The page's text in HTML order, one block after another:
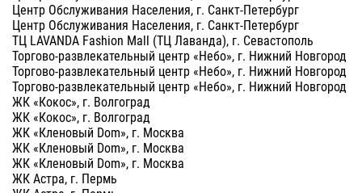
Центр Обслуживания Населения, г. Санкт-Петербург
Центр Обслуживания Населения, г. Санкт-Петербург
ТЦ LAVANDA Fashion Mall (ТЦ Лаванда), г. Севастополь
Торгово-развлекательный центр «Небо», г. Нижний Новгород
Торгово-развлекательный центр «Небо», г. Нижний Новгород
Торгово-развлекательный центр «Небо», г. Нижний Новгород
ЖК «Кокос», г. Волгоград
ЖК «Кокос», г. Волгоград
ЖК «Кленовый Dom», г. Москва
ЖК «Кленовый Dom», г. Москва
ЖК «Кленовый Dom», г. Москва
ЖК Астра, г. Пермь